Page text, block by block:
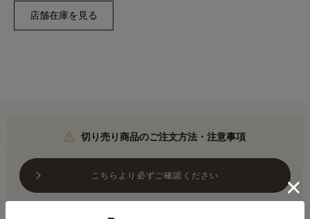
切り売り商品のご注文方法・注意事項
こちらより必ずご確認ください